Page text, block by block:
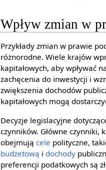
Wpływ zmian w
Przykłady zmian w prawie
różnorodne. Wiele krajów
kapitałowych, aby wpływać
zachęcenia do inwestycji i
zwiększenia dochodów
kapitałowych mogą
Decyzje legislacyjne
czynników. Główne
obejmującele polityczne,
budżetową i dochody
preferencji podatkowych są